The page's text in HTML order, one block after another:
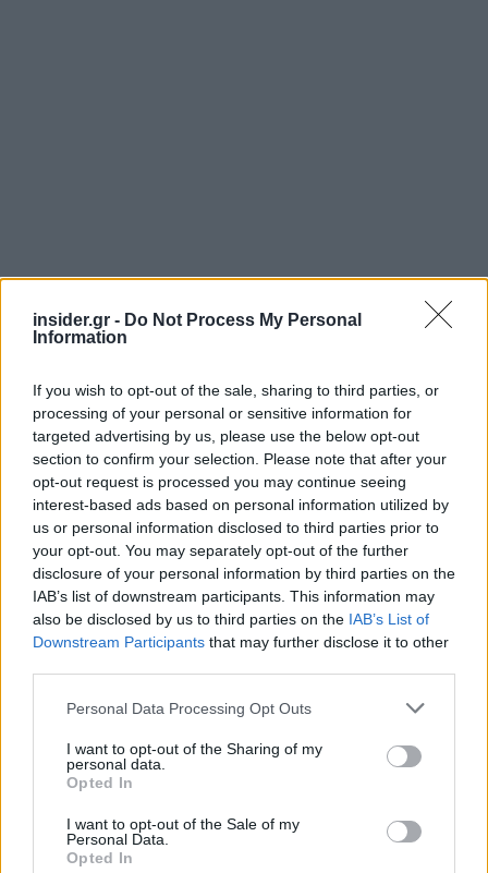
insider.gr - Do Not Process My Personal
Information
If you wish to opt-out of the sale, sharing to third parties, or
processing of your personal or sensitive information for
targeted advertising by us, please use the below opt-out
section to confirm your selection. Please note that after your
opt-out request is processed you may continue seeing
interest-based ads based on personal information utilized by
us or personal information disclosed to third parties prior to
your opt-out. You may separately opt-out of the further
disclosure of your personal information by third parties on the
IAB’s list of downstream participants. This information may
also be disclosed by us to third parties on the IAB’s List of
Downstream Participants that may further disclose it to other
Please note that this website/app uses one or more Google
not limited to your visit or usage behaviour. You may click to
grant or deny consent to Google and its third-party tags to
use your data for below specified purposes in below Google
consent section.
Personal Data Processing Opt Outs
I want to opt-out of the Sharing of my
personal data.
Opted In
I want to opt-out of the Sale of my
Personal Data.
Opted In
Δύσκολη απάντηση
Το ερώτημα-κλειδί είναι, αν τα τρέχοντα επίπεδα
τιμών επαρκούν για να καλύψουν το έλλειμμα
προσφοράς, μέσω μείωσης της ζήτησης, ήαν θα
χρειαστεί να δούμε ακόμα υψηλότερες τιμές
στο πετρέλαιο προκειμένου το ισοζύγιο να
Η απάντηση δεν είναι εύκολη και εμπεριέχει
υψηλή αβεβαιότητα. Όπως εξηγεί σε ανάλυσή της
Commerzbank
καθορίζεται από πολλούς παράγοντες που
επηρεάζουν ταυτόχρονα τη συμπεριφορά των